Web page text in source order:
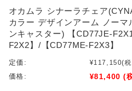
オカムラ シナーラチェア
カラー デザインアーム ノーマ
ンキャスター) 【CD77JE-
F2X2】/【CD77ME-F2X3】
定価: ¥117,150(
価格:
¥81,400 (